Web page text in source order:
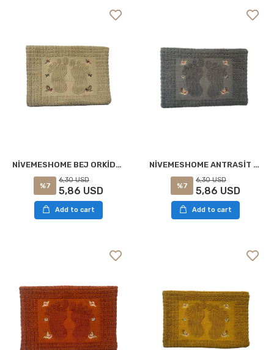
NİVEMESHOME BEJ ORKİDEM AYAK HAVLUSU
%7
6,30 USD
5,86 USD
Add to cart
NİVEMESHOME ANTRASİT ORKİDEM AYAK HAVLUSU
%7
6,30 USD
5,86 USD
Add to cart